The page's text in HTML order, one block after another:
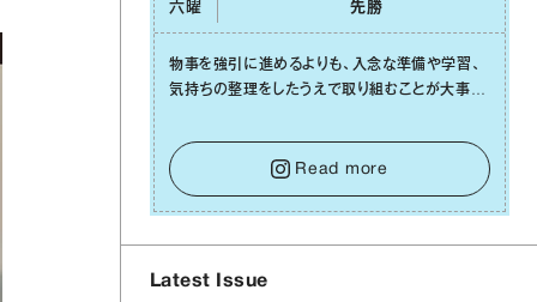
六曜 先勝
物事を強引に進めるよりも、⼊念な準備や学習、
気持ちの整理をしたうえで取り組むことが⼤事な
も焦らないで。意思を伝える⼯夫をしたり、あなた
⾃⾝や疲れていそうな⼈をいたわることに時間を
使いましょう。ここでしっかりとエネルギーを蓄
え、困難を乗り越える⼒に変えましょう。
Read more
Latest Issue